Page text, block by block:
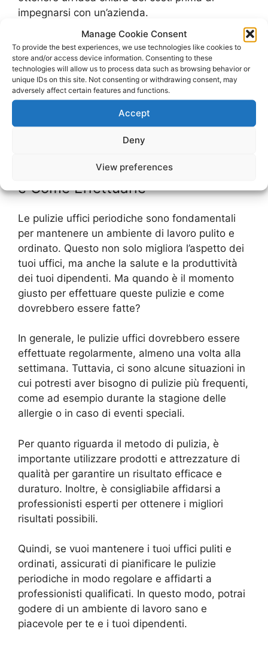
Manage Cookie Consent
To provide the best experiences, we use technologies like cookies to
store and/or access device information. Consenting to these
technologies will allow us to process data such as browsing behavior or
unique IDs on this site. Not consenting or withdrawing consent, may
adversely affect certain features and functions.
Accept
Deny
View preferences
impegnarsi con un’azienda.
In sintesi, le pulizie uffici ecologiche sono
un’ottima opzione per mantenere un ambiente
di lavoro pulito e ordinato, riducendo al
contempo l’impatto negativo sull’ambiente.
Considera questa opzione per il tuo ufficio e
contribuisci a rendere il mondo un posto
Pulizie Uffici Periodiche: Quando
e Come Effettuarle
Le pulizie uffici periodiche sono fondamentali
per mantenere un ambiente di lavoro pulito e
ordinato. Questo non solo migliora l’aspetto dei
tuoi uffici, ma anche la salute e la produttività
dei tuoi dipendenti. Ma quando è il momento
giusto per effettuare queste pulizie e come
dovrebbero essere fatte?
In generale, le pulizie uffici dovrebbero essere
effettuate regolarmente, almeno una volta alla
settimana. Tuttavia, ci sono alcune situazioni in
cui potresti aver bisogno di pulizie più frequenti,
come ad esempio durante la stagione delle
allergie o in caso di eventi speciali.
Per quanto riguarda il metodo di pulizia, è
importante utilizzare prodotti e attrezzature di
qualità per garantire un risultato efficace e
duraturo. Inoltre, è consigliabile affidarsi a
professionisti esperti per ottenere i migliori
risultati possibili.
Quindi, se vuoi mantenere i tuoi uffici puliti e
ordinati, assicurati di pianificare le pulizie
periodiche in modo regolare e affidarti a
professionisti qualificati. In questo modo, potrai
godere di un ambiente di lavoro sano e
piacevole per te e i tuoi dipendenti.